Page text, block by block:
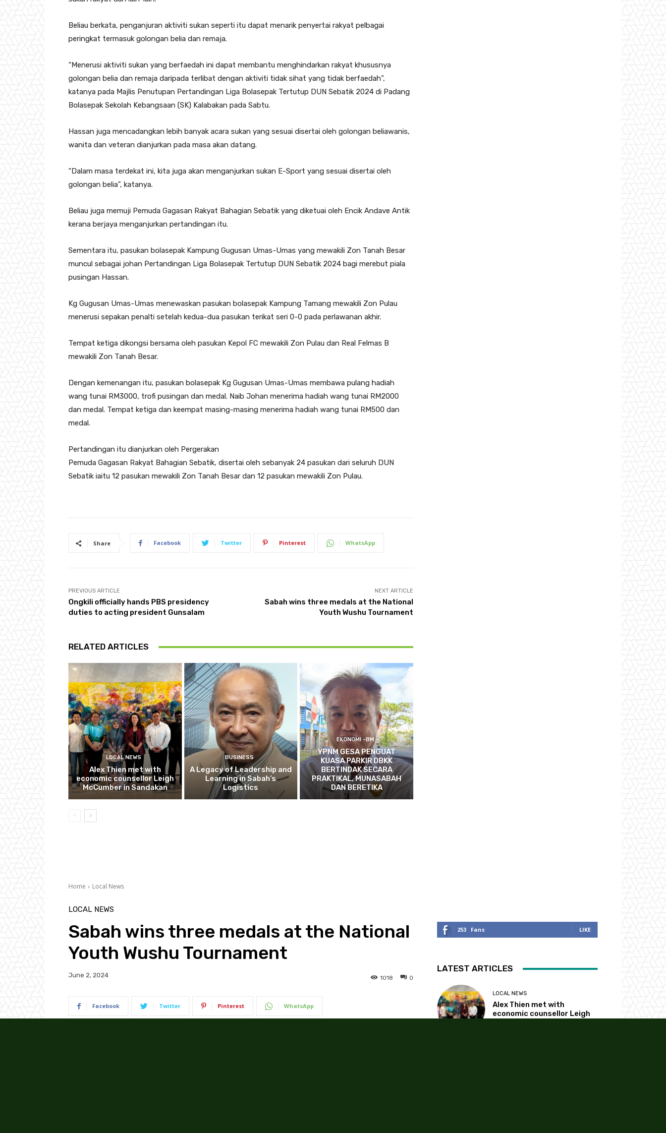
Beliau berkata, penganjuran aktiviti sukan seperti itu dapat menarik penyertai rakyat pelbagai
peringkat termasuk golongan belia dan remaja.
“Menerusi aktiviti sukan yang berfaedah ini dapat membantu menghindarkan rakyat khususnya
golongan belia dan remaja daripada terlibat dengan aktiviti tidak sihat yang tidak berfaedah”,
katanya pada Majlis Penutupan Pertandingan Liga Bolasepak Tertutup DUN Sebatik 2024 di Padang
Bolasepak Sekolah Kebangsaan (SK) Kalabakan pada Sabtu.
Hassan juga mencadangkan lebih banyak acara sukan yang sesuai disertai oleh golongan beliawanis,
wanita dan veteran dianjurkan pada masa akan datang.
“Dalam masa terdekat ini, kita juga akan menganjurkan sukan E-Sport yang sesuai disertai oleh
golongan belia”, katanya.
Beliau juga memuji Pemuda Gagasan Rakyat Bahagian Sebatik yang diketuai oleh Encik Andave Antik
kerana berjaya menganjurkan pertandingan itu.
Sementara itu, pasukan bolasepak Kampung Gugusan Umas-Umas yang mewakili Zon Tanah Besar
muncul sebagai johan Pertandingan Liga Bolasepak Tertutup DUN Sebatik 2024 bagi merebut piala
pusingan Hassan.
Kg Gugusan Umas-Umas menewaskan pasukan bolasepak Kampung Tamang mewakili Zon Pulau
menerusi sepakan penalti setelah kedua-dua pasukan terikat seri 0-0 pada perlawanan akhir.
Tempat ketiga dikongsi bersama oleh pasukan Kepol FC mewakili Zon Pulau dan Real Felmas B
mewakili Zon Tanah Besar.
Dengan kemenangan itu, pasukan bolasepak Kg Gugusan Umas-Umas membawa pulang hadiah
wang tunai RM3000, trofi pusingan dan medal. Naib Johan menerima hadiah wang tunai RM2000
dan medal. Tempat ketiga dan keempat masing-masing menerima hadiah wang tunai RM500 dan
medal.
Pertandingan itu dianjurkan oleh Pergerakan
Pemuda Gagasan Rakyat Bahagian Sebatik, disertai oleh sebanyak 24 pasukan dari seluruh DUN
Sebatik iaitu 12 pasukan mewakili Zon Tanah Besar dan 12 pasukan mewakili Zon Pulau.
Share Facebook Twitter Pinterest WhatsApp
PREVIOUS ARTICLE
Ongkili officially hands PBS presidency
duties to acting president Gunsalam
NEXT ARTICLE
Sabah wins three medals at the National
Youth Wushu Tournament
RELATED ARTICLES
LOCAL NEWS
Alex Thien met with
economic counsellor Leigh
McCumber in Sandakan
BUSINESS
A Legacy of Leadership and
Learning in Sabah’s
Logistics
EKONOMI -BM
YPNM GESA PENGUAT
KUASA PARKIR DBKK
BERTINDAK SECARA
PRAKTIKAL, MUNASABAH
DAN BERETIKA